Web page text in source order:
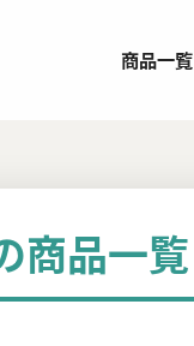
商品一覧
商品一覧